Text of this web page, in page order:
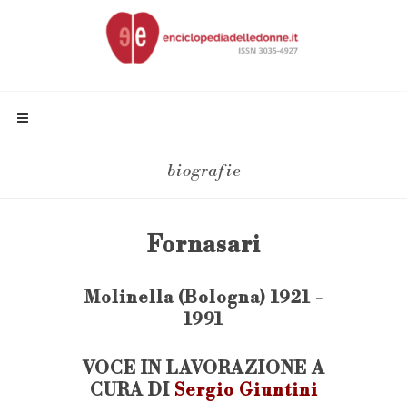
biografie
Fornasari
Molinella (Bologna) 1921 -
1991
VOCE IN LAVORAZIONE A
CURA DI Sergio Giuntini